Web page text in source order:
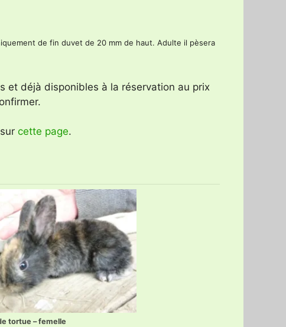
de fin duvet de 20 mm de haut. Adulte il pèsera
et déjà disponibles à la réservation au prix
cette page.
tortue – femelle